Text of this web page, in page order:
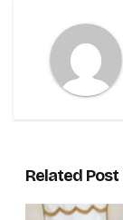
Related Post